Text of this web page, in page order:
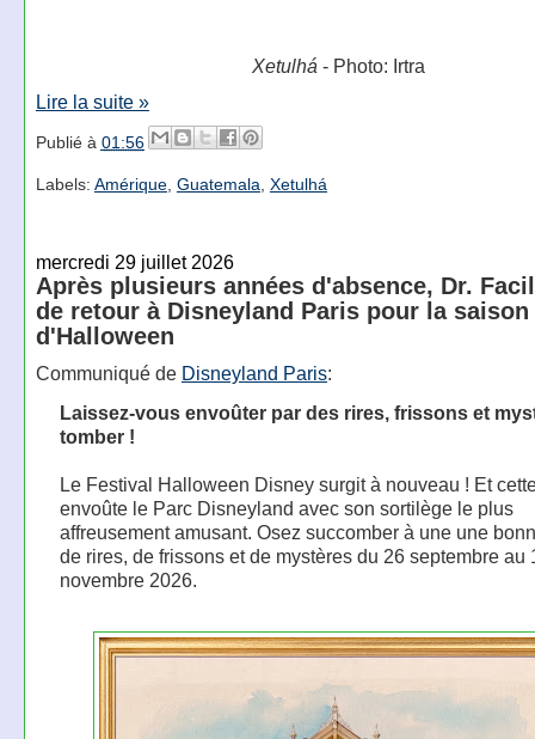
Xetulhá - Photo: Irtra
Lire la suite »
Publié à 01:56
Labels: Amérique, Guatemala Xetulhá
mercredi 29 juillet 2026
Après plusieurs années d'absence, Dr.
de retour à Disneyland Paris pour la saison
d'Halloween
Communiqué de Disneyland Paris:
Laissez-vous envoûter par des rires, frissons et
tomber !
Le Festival Halloween Disney surgit à nouveau ! Et
envoûte le Parc Disneyland avec son sortilège le plus
affreusement amusant. Osez succomber à une une
de rires, de frissons et de mystères du 26 septembre au
novembre 2026.